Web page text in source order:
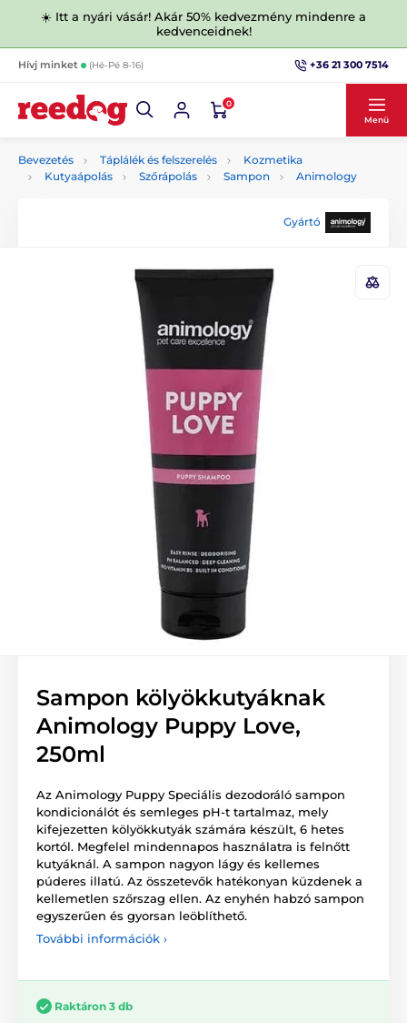
☀️ Itt a nyári vásár! Akár 50% kedvezmény mindenre a
kedvenceidnek!
Hívj minket (Hé-Pé 8-16) +36 21 300 7514
0
Menü
Bevezetés Táplálék és felszerelés
Kozmetika
Kutyaápolás
Szőrápolás Sampon Animology
Gyártó
Sampon kölyökkutyáknak
Animology Puppy Love,
250ml
Az Animology Puppy Speciális dezodoráló sampon
kondicionálót és semleges pH-t tartalmaz, mely
kifejezetten kölyökkutyák számára készült, 6 hetes
kortól. Megfelel mindennapos használatra is felnőtt
kutyáknál. A sampon nagyon lágy és kellemes
púderes illatú. Az összetevők hatékonyan küzdenek a
kellemetlen szőrszag ellen. Az enyhén habzó sampon
egyszerűen és gyorsan leöblíthető.
További információk ›
Raktáron 3 db